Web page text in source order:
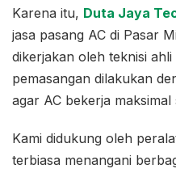
Karena itu, Duta Jaya
jasa pasang AC di Pasar
dikerjakan oleh teknisi
pemasangan dilakukan
agar AC bekerja
Kami didukung oleh
terbiasa menangani